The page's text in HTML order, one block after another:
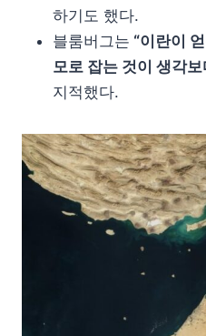
하기도 했다.
블룸버그는 “이란이
모로 잡는 것이 생각
지적했다.